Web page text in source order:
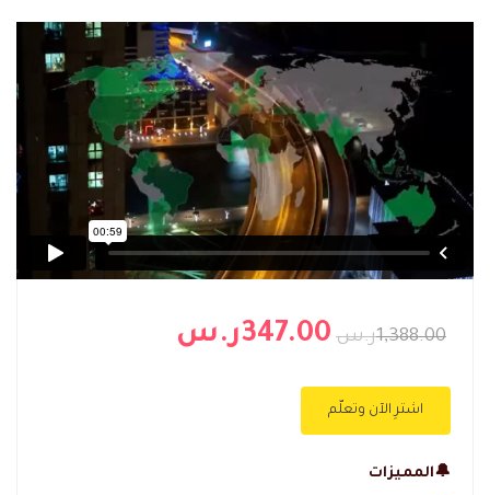
1,388.00ر.س 347.00ر.س
اشترِ الآن وتعلّم
🔔المميزات